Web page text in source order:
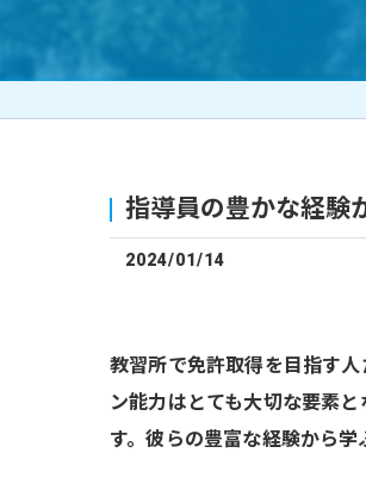
指導員の豊かな経験
2024/01/14
教習所で免許取得を目指す
ン能力はとても大切な要素
す。彼らの豊富な経験から学